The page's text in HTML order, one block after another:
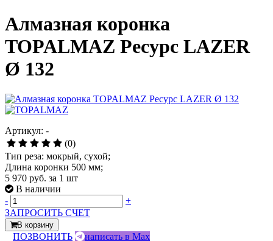
Алмазная коронка
TOPALMAZ Ресурс LAZER
Ø 132
Артикул: -
(0)
Тип реза: мокрый, сухой;
Длина коронки 500 мм;
5 970 руб. за 1 шт
В наличии
-
+
ЗАПРОСИТЬ СЧЕТ
В корзину
ПОЗВОНИТЬ написать в Max